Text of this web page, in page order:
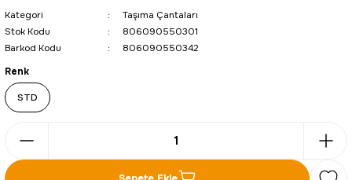
Kategori
Taşıma Çantaları
Stok Kodu
806090550301
Barkod Kodu
806090550342
Renk
STD